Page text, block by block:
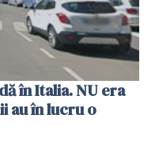
în Italia. NU era
au în lucru o